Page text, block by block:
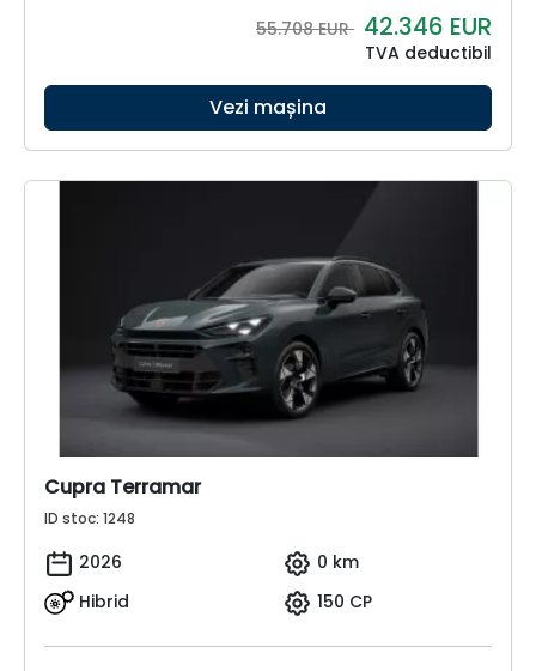
55.708 EUR 42.346 EUR
TVA deductibil
Vezi mașina
Cupra Terramar
ID stoc: 1248
2026
0 km
Hibrid
150 CP